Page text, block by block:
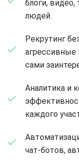
блоги,
людей.
Рекрутинг
агрессивные
сами
Аналитика и
каждого
чат-ботов,